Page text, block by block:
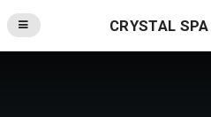
CRYSTAL